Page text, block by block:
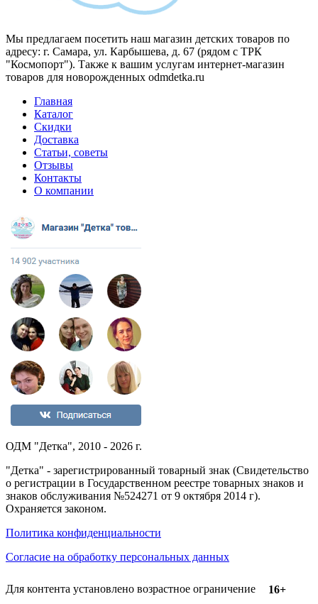
Мы предлагаем посетить наш магазин детских товаров по
адресу: г. Самара, ул. Карбышева, д. 67 (рядом с ТРК
"Космопорт"). Также к вашим услугам интернет-магазин
товаров для новорожденных odmdetka.ru
Главная
Каталог
Скидки
Доставка
Статьи, советы
Отзывы
Контакты
О компании
ОДМ "Детка", 2010 - 2026 г.
"Детка" - зарегистрированный товарный знак (Свидетельство
о регистрации в Государственном реестре товарных знаков и
знаков обслуживания №524271 от 9 октября 2014 г).
Охраняется законом.
Политика конфиденциальности
Согласие на обработку персональных данных
Для контента установлено возрастное ограничение 16+